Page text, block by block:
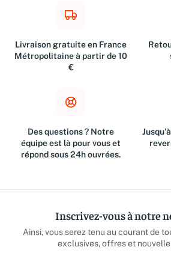
Livraison gratuite en France
Métropolitaine à partir de 10
€
Des questions ? Notre
équipe est là pour vous et
répond sous 24h ouvrées.
Inscrivez-vous à notre
Ainsi, vous serez tenu au courant de
exclusives, offres et